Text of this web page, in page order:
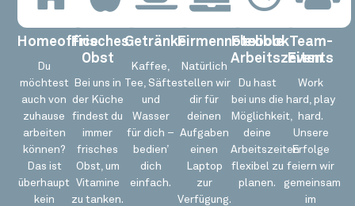
Homeoffice
Du
möchtest
auch von
zuhause
arbeiten
können?
Das ist
überhaupt
kein
Frisches
Obst
Bei uns in
der Küche
findest du
immer
frisches
Obst, um
Vitamine
zu tanken.
Getränke
Kaffee,
Tee, Säfte
und
Wasser
für dich –
bedien’
dich
einfach.
Firmennotebook
Natürlich
stellen wir
dir für
deinen
Aufgaben
einen
Laptop
zur
Verfügung.
Flexible
Arbeitszeiten
Du hast
bei uns die
Möglichkeit,
deine
Arbeitszeiten
flexibel zu
planen.
Team-
Events
Work
hard, play
hard.
Unsere
Erfolge
feiern wir
gemeinsam
im